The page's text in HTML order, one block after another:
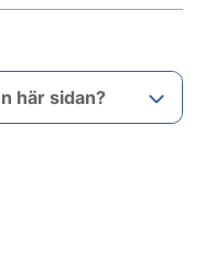
här sidan?